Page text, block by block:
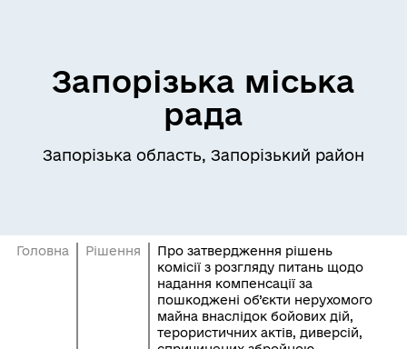
Запорізька міська
рада
Запорізька область, Запорізький район
Головна Рішення
Про затвердження рішень
комісії з розгляду питань щодо
надання компенсації за
пошкоджені об’єкти нерухомого
майна внаслідок бойових дій,
терористичних актів, диверсій,